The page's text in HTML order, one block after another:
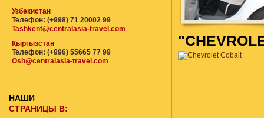
Узбекистан
Телефон: (+998) 71 20002 99
Tashkent@centralasia-travel.com
Кыргызстан
Телефон: (+996) 55665 77 99
Osh@centralasia-travel.com
НАШИ
СТРАНИЦЫ В: